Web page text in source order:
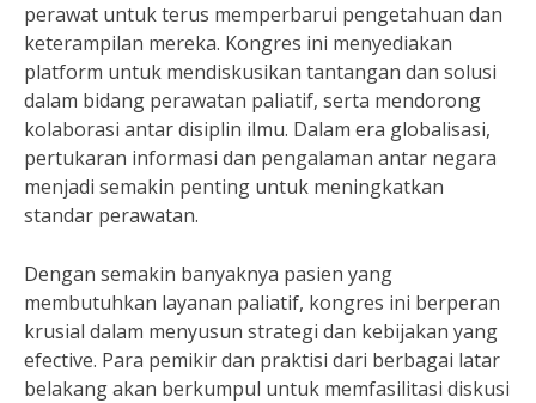
perawat untuk terus memperbarui pengetahuan dan
keterampilan mereka. Kongres ini menyediakan
platform untuk mendiskusikan tantangan dan solusi
dalam bidang perawatan paliatif, serta mendorong
kolaborasi antar disiplin ilmu. Dalam era globalisasi,
pertukaran informasi dan pengalaman antar negara
menjadi semakin penting untuk meningkatkan
standar perawatan.
Dengan semakin banyaknya pasien yang
membutuhkan layanan paliatif, kongres ini berperan
krusial dalam menyusun strategi dan kebijakan yang
efective. Para pemikir dan praktisi dari berbagai latar
belakang akan berkumpul untuk memfasilitasi diskusi